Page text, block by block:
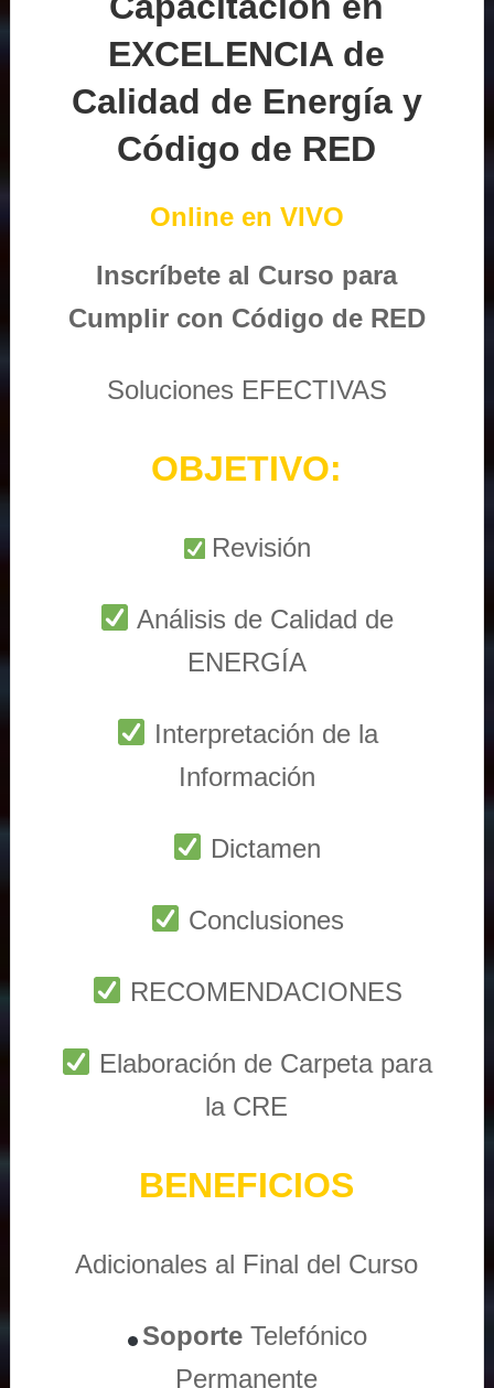
EXCELENCIA de
Calidad de Energía y
Código de RED
Online en VIVO
Inscríbete al Curso para
Cumplir con Código de RED
Soluciones EFECTIVAS
OBJETIVO:
Revisión
Análisis de Calidad de
ENERGÍA
Interpretación de la
Información
Dictamen
Conclusiones
RECOMENDACIONES
Elaboración de Carpeta para
la CRE
BENEFICIOS
Adicionales al Final del Curso
Soporte Telefónico
Permanente